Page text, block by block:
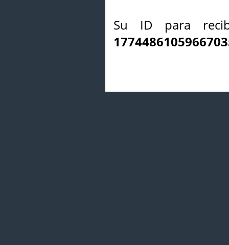
Su ID para